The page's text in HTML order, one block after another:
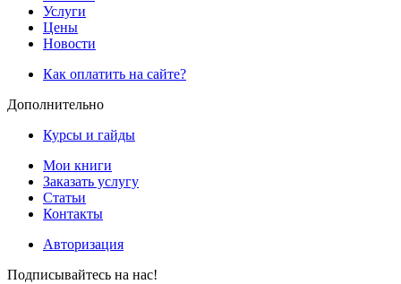
Услуги
Цены
Новости
Как оплатить на сайте?
Дополнительно
Курсы и гайды
Мои книги
Заказать услугу
Статьи
Контакты
Авторизация
Подписывайтесь на нас!